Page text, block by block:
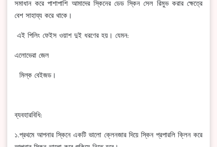
সমাধান করে পাশাপাশি আমাদের স্কিনের ডেড স্কিন সেল রিমুভ করার ক্ষেত্রে
বেশ সাহায্য করে থাকে।
এই পিলিং ফেইস ওয়াশ দুই ধরণের হয়। যেমন:
এলোভেরা জেল
মিল্ক বেইজড।
ব্যবহারবিধি:
১.প্রথমে আপনার স্কিনে একটি ভালো ক্লেনজার দিয়ে স্কিন প্রপারলি ক্লিন করে